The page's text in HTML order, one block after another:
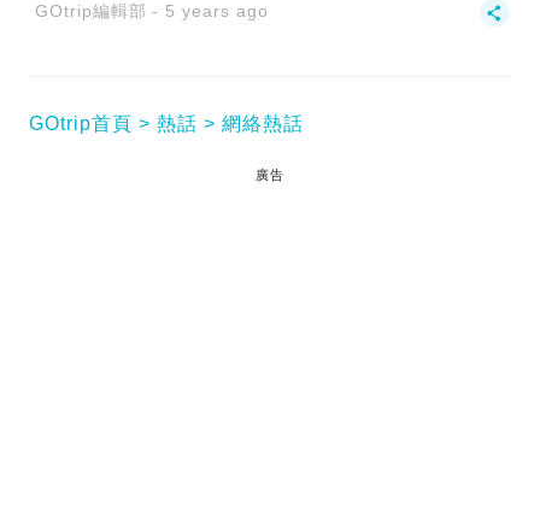
GOtrip編輯部 5 years ago
GOtrip首頁 熱話 網絡熱話
廣告